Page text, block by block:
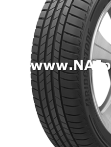
Dodávkové + malé úžitkové
Celoročné pneumatiky
Osobné/crossover + malé
SUV/crossover +
Dodávkové + malé úžitkové